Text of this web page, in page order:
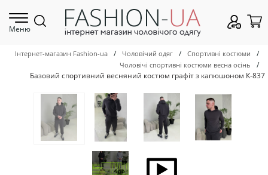
Меню
Інтернет-магазин Fashion-ua / Чоловічий одяг / Спортивні костюми /
Чоловічі спортивні костюми весна осінь
/
Базовий спортивний весняний костюм графіт з капюшоном К-837